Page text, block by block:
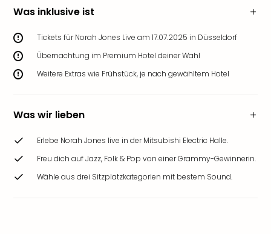
Was inklusive ist
Tickets für Norah Jones Live am 17.07.2025 in Düsseldorf
Übernachtung im Premium Hotel deiner Wahl
Weitere Extras wie Frühstück, je nach gewähltem Hotel
Was wir lieben
Erlebe Norah Jones live in der Mitsubishi Electric Halle.
Freu dich auf Jazz, Folk & Pop von einer Grammy-Gewinnerin.
Wähle aus drei Sitzplatzkategorien mit bestem Sound.